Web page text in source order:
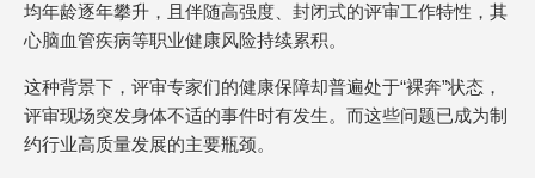
均年龄逐年攀升，且伴随高强度、封闭式的评审工作特性，其
心脑血管疾病等职业健康风险持续累积。
这种背景下，评审专家们的健康保障却普遍处于“裸奔”状态，
评审现场突发身体不适的事件时有发生。而这些问题已成为制
约行业高质量发展的主要瓶颈。